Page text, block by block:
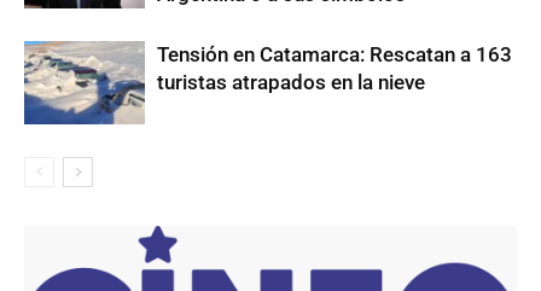
Tensión en Catamarca: Rescatan a 163
turistas atrapados en la nieve